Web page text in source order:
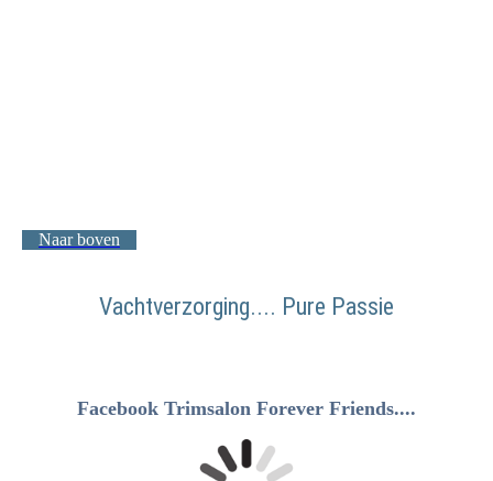
Naar boven
Vachtverzorging.... Pure Passie
Facebook Trimsalon Forever Friends....